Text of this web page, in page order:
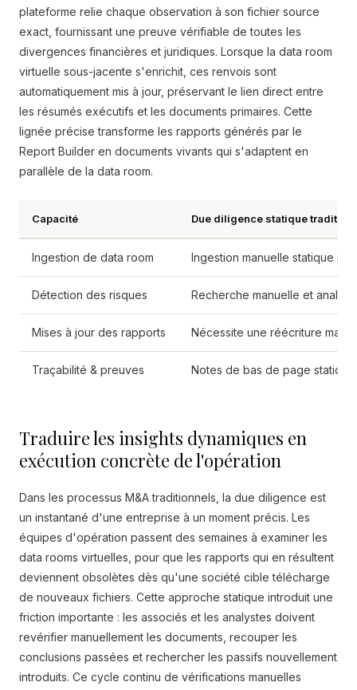
plateforme relie chaque observation à son fichier source
exact, fournissant une preuve vérifiable de toutes les
divergences financières et juridiques. Lorsque la data room
virtuelle sous-jacente s'enrichit, ces renvois sont
automatiquement mis à jour, préservant le lien direct entre
les résumés exécutifs et les documents primaires. Cette
lignée précise transforme les rapports générés par le
Report Builder en documents vivants qui s'adaptent en
parallèle de la data room.
Capacité Due diligence statique
Ingestion de data room Ingestion manuelle statique
Détection des risques Recherche manuelle et
Mises à jour des rapports Nécessite une réécriture
Traçabilité & preuves Notes de bas de page
Traduire les insights dynamiques en
exécution concrète de l'opération
Dans les processus M&A traditionnels, la due diligence est
un instantané d'une entreprise à un moment précis. Les
équipes d'opération passent des semaines à examiner les
data rooms virtuelles, pour que les rapports qui en résultent
deviennent obsolètes dès qu'une société cible télécharge
de nouveaux fichiers. Cette approche statique introduit une
friction importante : les associés et les analystes doivent
revérifier manuellement les documents, recouper les
conclusions passées et rechercher les passifs nouvellement
introduits. Ce cycle continu de vérifications manuelles